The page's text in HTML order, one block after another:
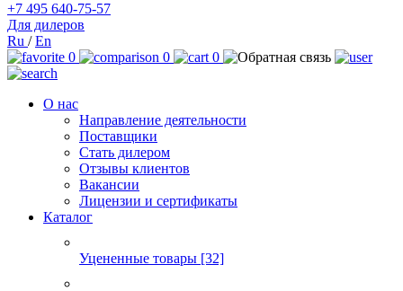
+7 495 640-75-57
Для дилеров
Ru /En
0
0 0
О нас
Направление деятельности
Поставщики
Стать дилером
Отзывы клиентов
Вакансии
Лицензии и сертификаты
Каталог
Уцененные товары [32]